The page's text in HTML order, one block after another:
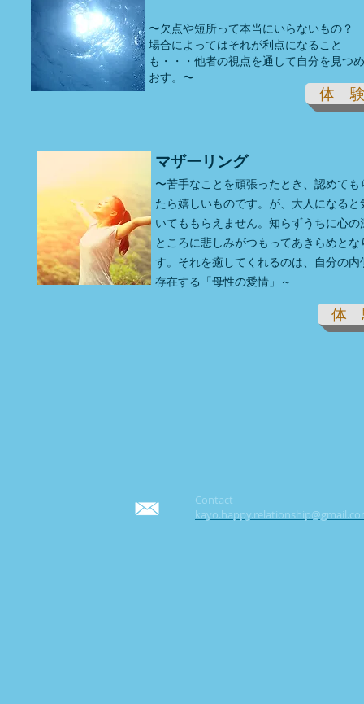
〜欠点や短所って本当にいらないもの？
場合によってはそれが利点になること
も・・・他者の視点を通して自分を見つ
おす。〜
体
マザーリング
〜苦手なことを頑張ったとき、認めても
たら嬉しいものです。が、大人になると
いてももらえません。知らずうちに心の
ところに悲しみがつもってあきらめとな
す。それを癒してくれるのは、自分の内
存在する「母性の愛情」～
体
Contact